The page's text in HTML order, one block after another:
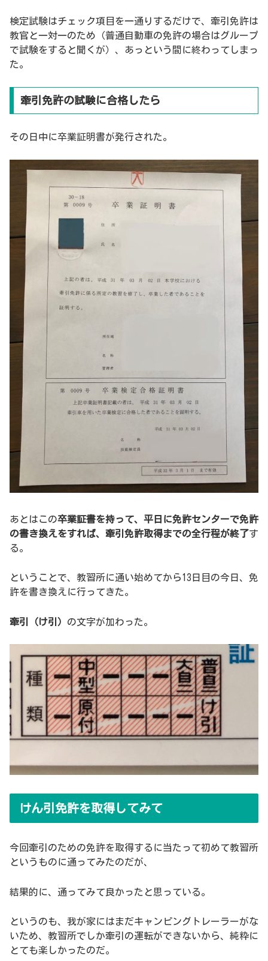
検定試験はチェック項目を一通りするだけで、牽引免許は
教官と一対一のため（普通自動車の免許の場合はグループ
で試験をすると聞くが）、あっという間に終わってしまっ
た。
牽引免許の試験に合格したら
その日中に卒業証明書が発行された。
あとはこの卒業証書を持って、平日に免許センターで免許
の書き換えをすれば、牽引免許取得までの全行程が終了す
る。
ということで、教習所に通い始めてから13日目の今日、免
許を書き換えに行ってきた。
牽引（け引） の文字が加わった。
けん引免許を取得してみて
今回牽引のための免許を取得するに当たって初めて教習所
というものに通ってみたのだが、
結果的に、通ってみて良かったと思っている。
というのも、我が家にはまだキャンピングトレーラーがな
いため、教習所でしか牽引の運転ができないから、純粋に
とても楽しかったのだ。